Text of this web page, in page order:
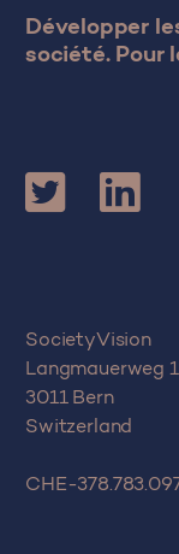
Développer
société. Pour
SocietyVision
Langmauerweg
3011 Bern
Switzerland
CHE-